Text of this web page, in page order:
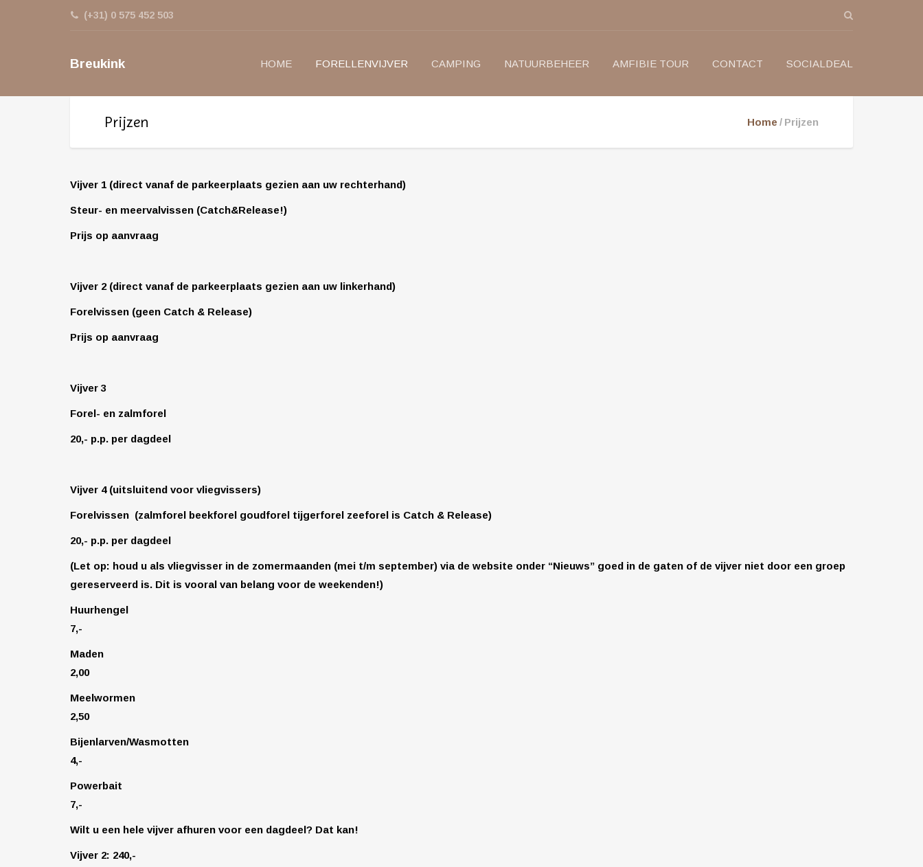
(+31) 0 575 452 503
Breukink HOME FORELLENVIJVER CAMPING NATUURBEHEER AMFIBIE TOUR CONTACT SOCIALDEAL
Prijzen Home Prijzen
Vijver 1 (direct vanaf de parkeerplaats gezien aan uw rechterhand)
Steur- en meervalvissen (Catch&Release!)
Prijs op aanvraag
Vijver 2 (direct vanaf de parkeerplaats gezien aan uw linkerhand)
Forelvissen (geen Catch & Release)
Prijs op aanvraag
Vijver 3
Forel- en zalmforel
20,- p.p. per dagdeel
Vijver 4 (uitsluitend voor vliegvissers)
Forelvissen (zalmforel beekforel goudforel tijgerforel zeeforel is Catch & Release)
20,- p.p. per dagdeel
(Let op: houd u als vliegvisser in de zomermaanden (mei t/m september) via de website onder “Nieuws” goed in de gaten of de vijver niet door een groep
gereserveerd is. Dit is vooral van belang voor de weekenden!)
Huurhengel
7,-
Maden
2,00
Meelwormen
2,50
Bijenlarven/Wasmotten
4,-
Powerbait
7,-
Wilt u een hele vijver afhuren voor een dagdeel? Dat kan!
Vijver 2: 240,-